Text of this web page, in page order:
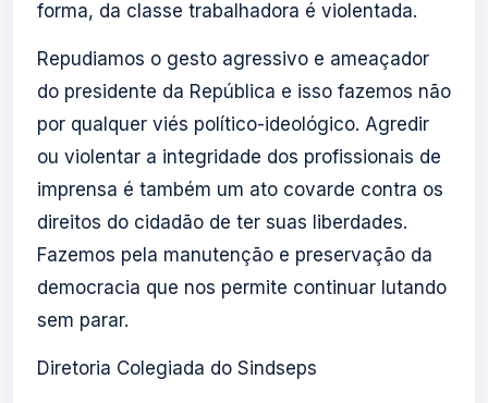
forma, da classe trabalhadora é violentada.
Repudiamos o gesto agressivo e ameaçador
do presidente da República e isso fazemos não
por qualquer viés político-ideológico. Agredir
ou violentar a integridade dos profissionais de
imprensa é também um ato covarde contra os
direitos do cidadão de ter suas liberdades.
Fazemos pela manutenção e preservação da
democracia que nos permite continuar lutando
sem parar.
Diretoria Colegiada do Sindseps